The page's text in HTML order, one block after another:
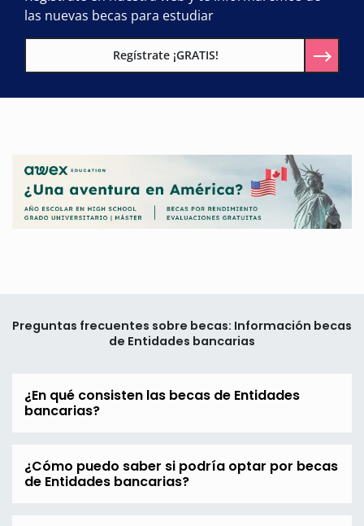
las nuevas becas para estudiar
Regístrate ¡GRATIS!
Preguntas frecuentes sobre becas: Información becas
de Entidades bancarias
¿En qué consisten las becas de Entidades
bancarias?
¿Cómo puedo saber si podría optar por becas
de Entidades bancarias?